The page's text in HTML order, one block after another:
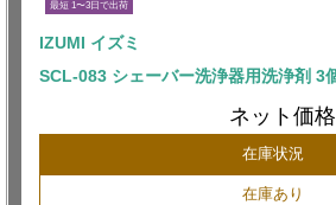
最短 1〜3日で出荷
IZUMI イズミ
SCL-083 シェーバー洗浄器用洗浄剤 3
ネット価格
在庫状況
在庫あり